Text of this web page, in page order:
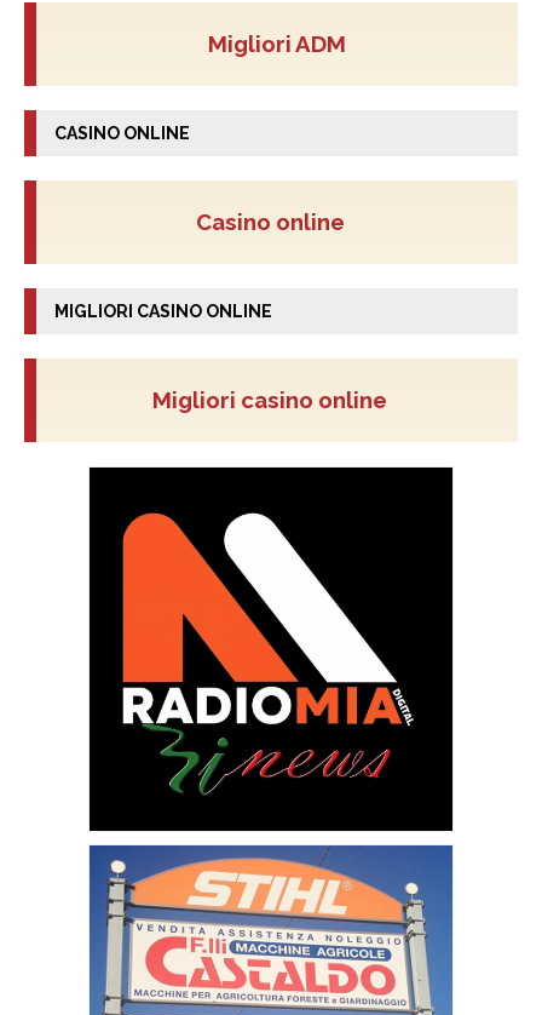
Migliori ADM
CASINO ONLINE
Casino online
MIGLIORI CASINO ONLINE
Migliori casino online